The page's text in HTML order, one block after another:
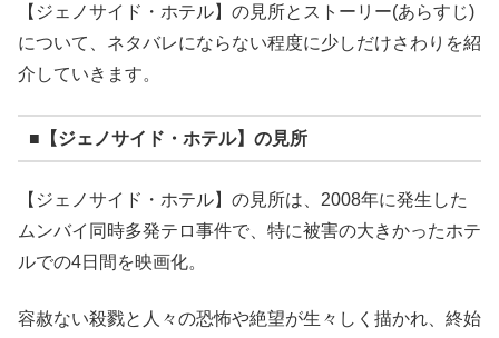
【ジェノサイド・ホテル】の見所とストーリー(あらすじ)
について、ネタバレにならない程度に少しだけさわりを紹
介していきます。
■【ジェノサイド・ホテル】の見所
【ジェノサイド・ホテル】の見所は、2008年に発生した
ムンバイ同時多発テロ事件で、特に被害の大きかったホテ
ルでの4日間を映画化。
容赦ない殺戮と人々の恐怖や絶望が生々しく描かれ、終始